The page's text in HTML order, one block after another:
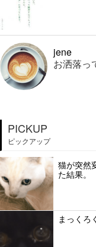
jene
お洒落っ
PICKUP
ピックアップ
猫が突然
た結果。
まっくろ